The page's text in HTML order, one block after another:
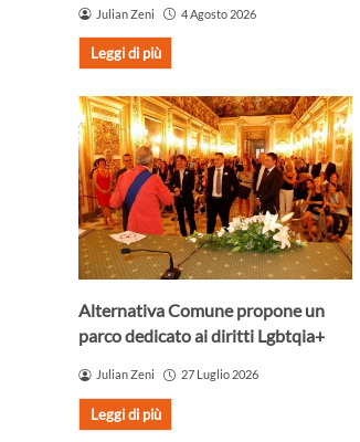
Julian Zeni 4 Agosto 2026
Leggi di più
Alternativa Comune propone un
parco dedicato ai diritti Lgbtqia+
Julian Zeni 27 Luglio 2026
Leggi di più